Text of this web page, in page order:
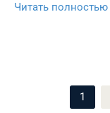
Читать полностью
1